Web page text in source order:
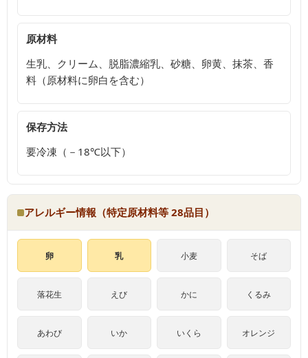
原材料
生乳、クリーム、脱脂濃縮乳、砂糖、卵黄、抹茶、香
料（原材料に卵白を含む）
保存方法
要冷凍（－18℃以下）
アレルギー情報（特定原材料等 28品目）
卵 乳 小麦 そば
落花生 えび かに くるみ
あわび いか いくら オレンジ